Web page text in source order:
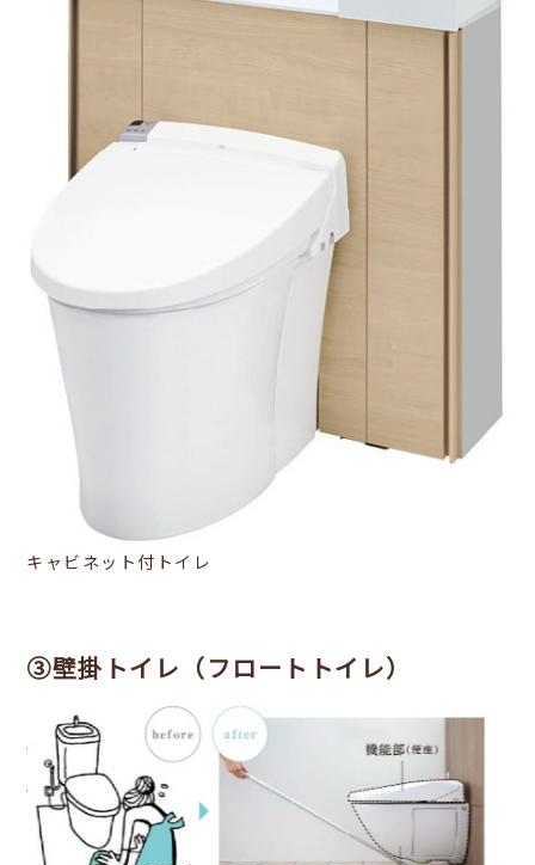
キャビネット付トイレ
③壁掛トイレ（フロートトイレ）